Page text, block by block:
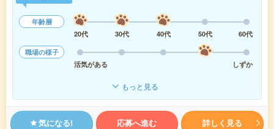
年齢層
20代
30代 40代 50代
60代
職場の様子
活気がある
しずか
もっと見る
気になる! 応募へ進む 詳しく見る